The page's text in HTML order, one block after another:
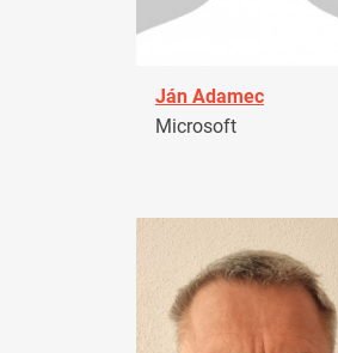
Ján Adamec
Microsoft